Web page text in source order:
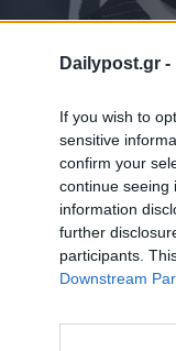
Dailypost.gr -
If you wish to
sensitive
confirm your
continue seeing
information
further
participants.
Downstream